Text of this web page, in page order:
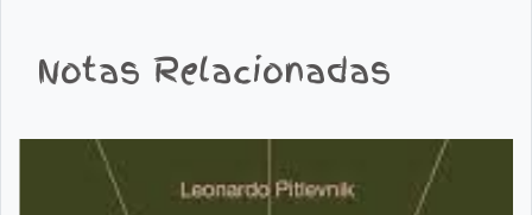
Notas Relacionadas